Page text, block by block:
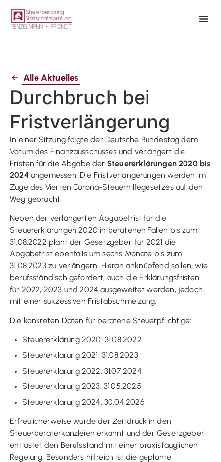
Alle Aktuelles
Durchbruch bei
Fristverlängerung
In einer Sitzung folgte der Deutsche Bundestag dem
Votum des Finanzausschusses und verlängert die
Fristen für die Abgabe der Steuererklärungen 2020 bis
2024angemessen. Die Fristverlängerungen werden im
Zuge des Vierten Corona-Steuerhilfegesetzes auf den
Weg gebracht.
Neben der verlängerten Abgabefrist für die
Steuererklärungen 2020 in beratenen Fällen bis zum
31.08.2022 plant der Gesetzgeber, für 2021 die
Abgabefrist ebenfalls um sechs Monate bis zum
31.08.2023 zu verlängern. Hieran anknüpfend sollen, wie
berufsständisch gefordert, auch die Erklärungsfristen
für 2022, 2023 und 2024 ausgeweitet werden, jedoch
mit einer sukzessiven Fristabschmelzung.
Die konkreten Daten für beratene Steuerpflichtige:
Steuererklärung 2020: 31.08.2022
Steuererklärung 2021: 31.08.2023
Steuererklärung 2022: 31.07.2024
Steuererklärung 2023: 31.05.2025
Steuererklärung 2024: 30.04.2026
Erfreulicherweise wurde der Zeitdruck in den
Steuerberaterkanzleien erkannt und der Gesetzgeber
entlastet den Berufsstand mit einer praxistauglichen
Regelung. Besonders hilfreich ist die geplante